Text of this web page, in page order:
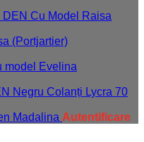
(Portjartier)
model Evelina
Colanți Lycra 70
Madalina Autentificare